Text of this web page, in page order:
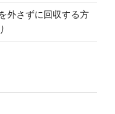
外さずに回収する方